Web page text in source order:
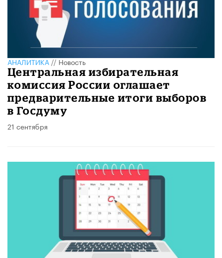
АНАЛИТИКА//Новость
Центральная избирательная
комиссия России оглашает
предварительные итоги выборов
в Госдуму
21 сентября